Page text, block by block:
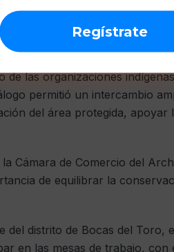
ir acompañada de
de vida de las
del área protegida.
las organizaciones
permitió un intercambio
del área protegida,
Cámara de Comercio del
de equilibrar la
del distrito de Bocas del
en las mesas de trabajo,